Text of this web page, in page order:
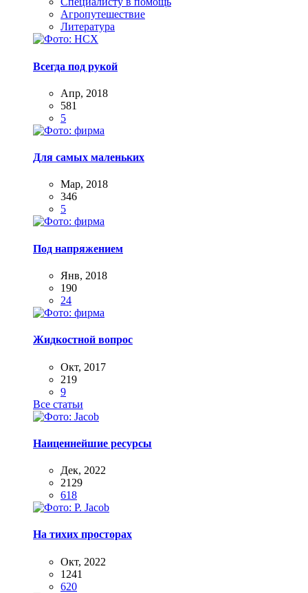
Агропутешествие
Литература
Всегда под рукой
Апр, 2018
581
5
Для самых маленьких
Мар, 2018
346
5
Под напряжением
Янв, 2018
190
24
Жидкостной вопрос
Окт, 2017
219
9
Все статьи
Наиценнейшие ресурсы
Дек, 2022
2129
618
На тихих просторах
Окт, 2022
1241
620